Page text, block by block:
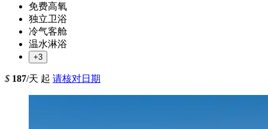
免费高氧
独立卫浴
冷气客舱
温水淋浴
+3
$ 187/天 起 请核对日期